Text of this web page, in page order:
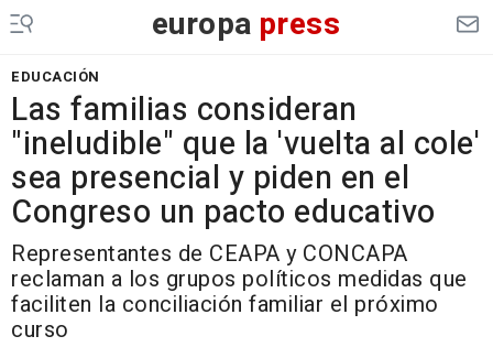
europa press
EDUCACIÓN
Las familias consideran
"ineludible" que la 'vuelta al cole'
sea presencial y piden en el
Congreso un pacto educativo
Representantes de CEAPA y CONCAPA
reclaman a los grupos políticos medidas que
faciliten la conciliación familiar el próximo
curso